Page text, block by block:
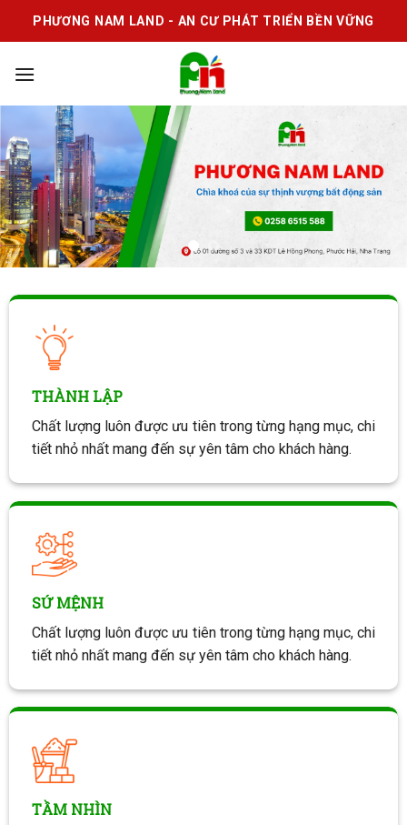
PHƯƠNG NAM LAND - AN CƯ PHÁT TRIỂN BỀN VỮNG
THÀNH LẬP
Chất lượng luôn được ưu tiên trong từng hạng mục, chi
tiết nhỏ nhất mang đến sự yên tâm cho khách hàng.
SỨ MỆNH
Chất lượng luôn được ưu tiên trong từng hạng mục, chi
tiết nhỏ nhất mang đến sự yên tâm cho khách hàng.
TẦM NHÌN